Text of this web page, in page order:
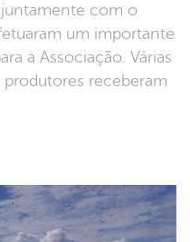
com o
um importante
a Associação. Várias
receberam